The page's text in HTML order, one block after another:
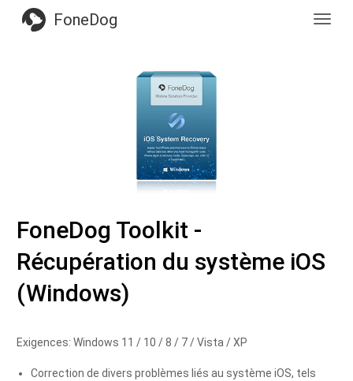
FoneDog
FoneDog Toolkit -
Récupération du système iOS
(Windows)
Exigences: Windows 11 / 10 / 8 / 7 / Vista / XP
Correction de divers problèmes liés au système iOS, tels